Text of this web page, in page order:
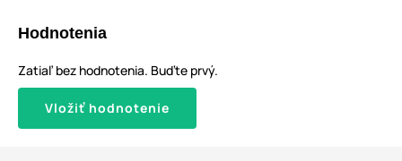
Hodnotenia
Zatiaľ bez hodnotenia. Buďte prvý.
Vložiť hodnotenie